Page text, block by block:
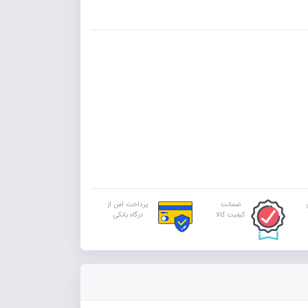
ضمانت
کیفیت کالا
پرداخت امن از
درگاه بانکی